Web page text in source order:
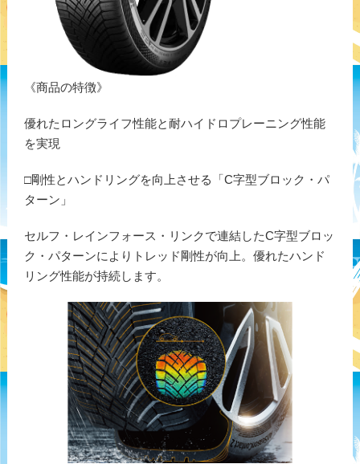
《商品の特徴》
優れたロングライフ性能と耐ハイドロプレーニング性能
を実現
□剛性とハンドリングを向上させる「C字型ブロック・パ
ターン」
セルフ・レインフォース・リンクで連結したC字型ブロッ
ク・パターンによりトレッド剛性が向上。優れたハンド
リング性能が持続します。